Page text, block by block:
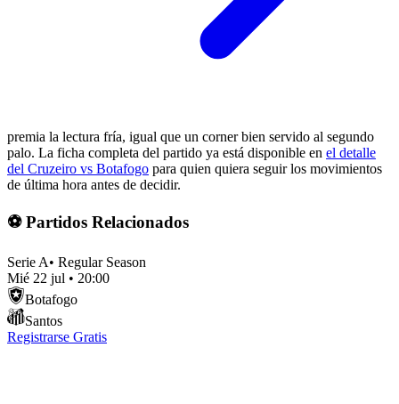
premia la lectura fría, igual que un corner bien servido al segundo
palo. La ficha completa del partido ya está disponible en el detalle
del Cruzeiro vs Botafogo para quien quiera seguir los movimientos
de última hora antes de decidir.
⚽ Partidos Relacionados
Serie A• Regular Season
Mié 22 jul • 20:00
Botafogo
Santos
Registrarse Gratis